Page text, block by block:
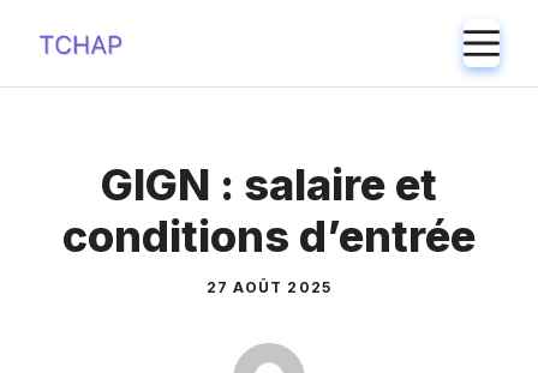
contenu
GIGN : salaire et
conditions d’entrée
27 AOÛT 2025